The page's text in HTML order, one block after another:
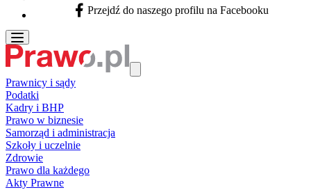
Facebook - otwiera się w nowej karcie
Przejdź do naszego profilu na Facebooku
Prawnicy i sądy
Podatki
Kadry i BHP
Prawo w biznesie
Samorząd i administracja
Szkoły i uczelnie
Zdrowie
Prawo dla każdego
Akty Prawne